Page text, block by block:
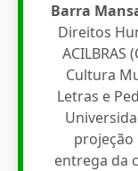
Barra
Direitos
ACILBRAS
Cultura
Letras e
entrega da